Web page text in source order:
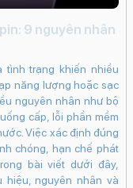
9 nguyên nhân
tình trạng khiến nhiều
năng lượng hoặc sạc
nguyên nhân như bộ
cấp, lỗi phần mềm
Việc xác định đúng
chóng, hạn chế phát
bài viết dưới đây,
hiệu, nguyên nhân và